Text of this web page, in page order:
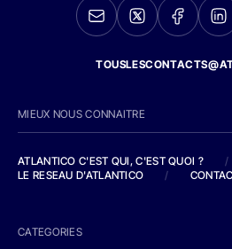
MIEUX NOUS CONNAITRE
ATLANTICO C'EST QUI, C'EST QUOI ?
/
LE RESEAU D'ATLANTICO
/
CATEGORIES